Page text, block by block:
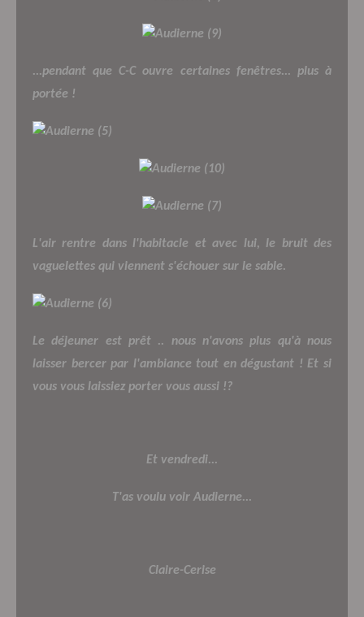
...pendant que C-C ouvre certaines fenêtres... plus à
portée !
L'air rentre dans l'habitacle et avec lui, le bruit des
vaguelettes qui viennent s'échouer sur le sable.
Le déjeuner est prêt .. nous n'avons plus qu'à nous
laisser bercer par l'ambiance tout en dégustant ! Et si
vous vous laissiez porter vous aussi !?
Et vendredi...
T'as voulu voir Audierne...
Claire-Cerise